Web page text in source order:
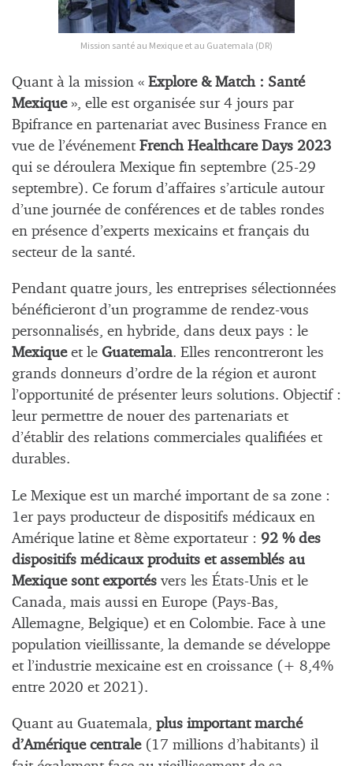
Mission santé au Mexique et au Guatemala (DR)
Quant à la mission « Explore & Match : Santé
Mexique», elle est organisée sur 4 jours par
Bpifrance en partenariat avec Business France en
vue de l’événement French Healthcare Days 2023
qui se déroulera Mexique fin septembre (25-29
septembre). Ce forum d’affaires s’articule autour
d’une journée de conférences et de tables rondes
en présence d’experts mexicains et français du
secteur de la santé.
Pendant quatre jours, les entreprises sélectionnées
bénéficieront d’un programme de rendez-vous
personnalisés, en hybride, dans deux pays : le
Mexiqueet le Guatemala. Elles rencontreront les
grands donneurs d’ordre de la région et auront
l’opportunité de présenter leurs solutions. Objectif :
leur permettre de nouer des partenariats et
d’établir des relations commerciales qualifiées et
durables.
Le Mexique est un marché important de sa zone :
1er pays producteur de dispositifs médicaux en
Amérique latine et 8ème exportateur : 92 % des
dispositifs médicaux produits et assemblés au
Mexique sont exportés vers les États-Unis et le
Canada, mais aussi en Europe (Pays-Bas,
Allemagne, Belgique) et en Colombie. Face à une
population vieillissante, la demande se développe
et l’industrie mexicaine est en croissance (+ 8,4%
entre 2020 et 2021).
Quant au Guatemala, plus important marché
d’Amérique centrale(17 millions d’habitants) il